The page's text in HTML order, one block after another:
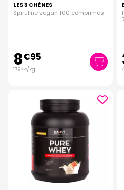
LES 3 CHÊNES
Spiruline vegan 100 comprimés
8€95
179€00/kg